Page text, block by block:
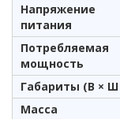
Напряжение
питания
Потребляемая
мощность
Габариты (В × Ш
Масса